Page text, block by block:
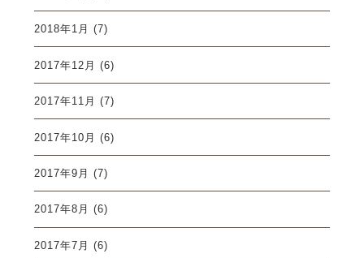
2018年1月 (7)
2017年12月 (6)
2017年11月 (7)
2017年10月 (6)
2017年9月 (7)
2017年8月 (6)
2017年7月 (6)